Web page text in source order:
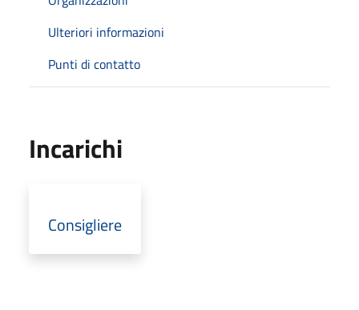
Ulteriori informazioni
Punti di contatto
Incarichi
Consigliere